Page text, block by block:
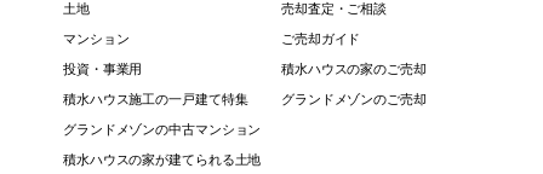
土地
マンション
投資・事業用
積水ハウス施工の一戸建て特集
グランドメゾンの中古マンション
積水ハウスの家が建てられる土地
売却査定・ご相談
ご売却ガイド
積水ハウスの家のご売却
グランドメゾンのご売却